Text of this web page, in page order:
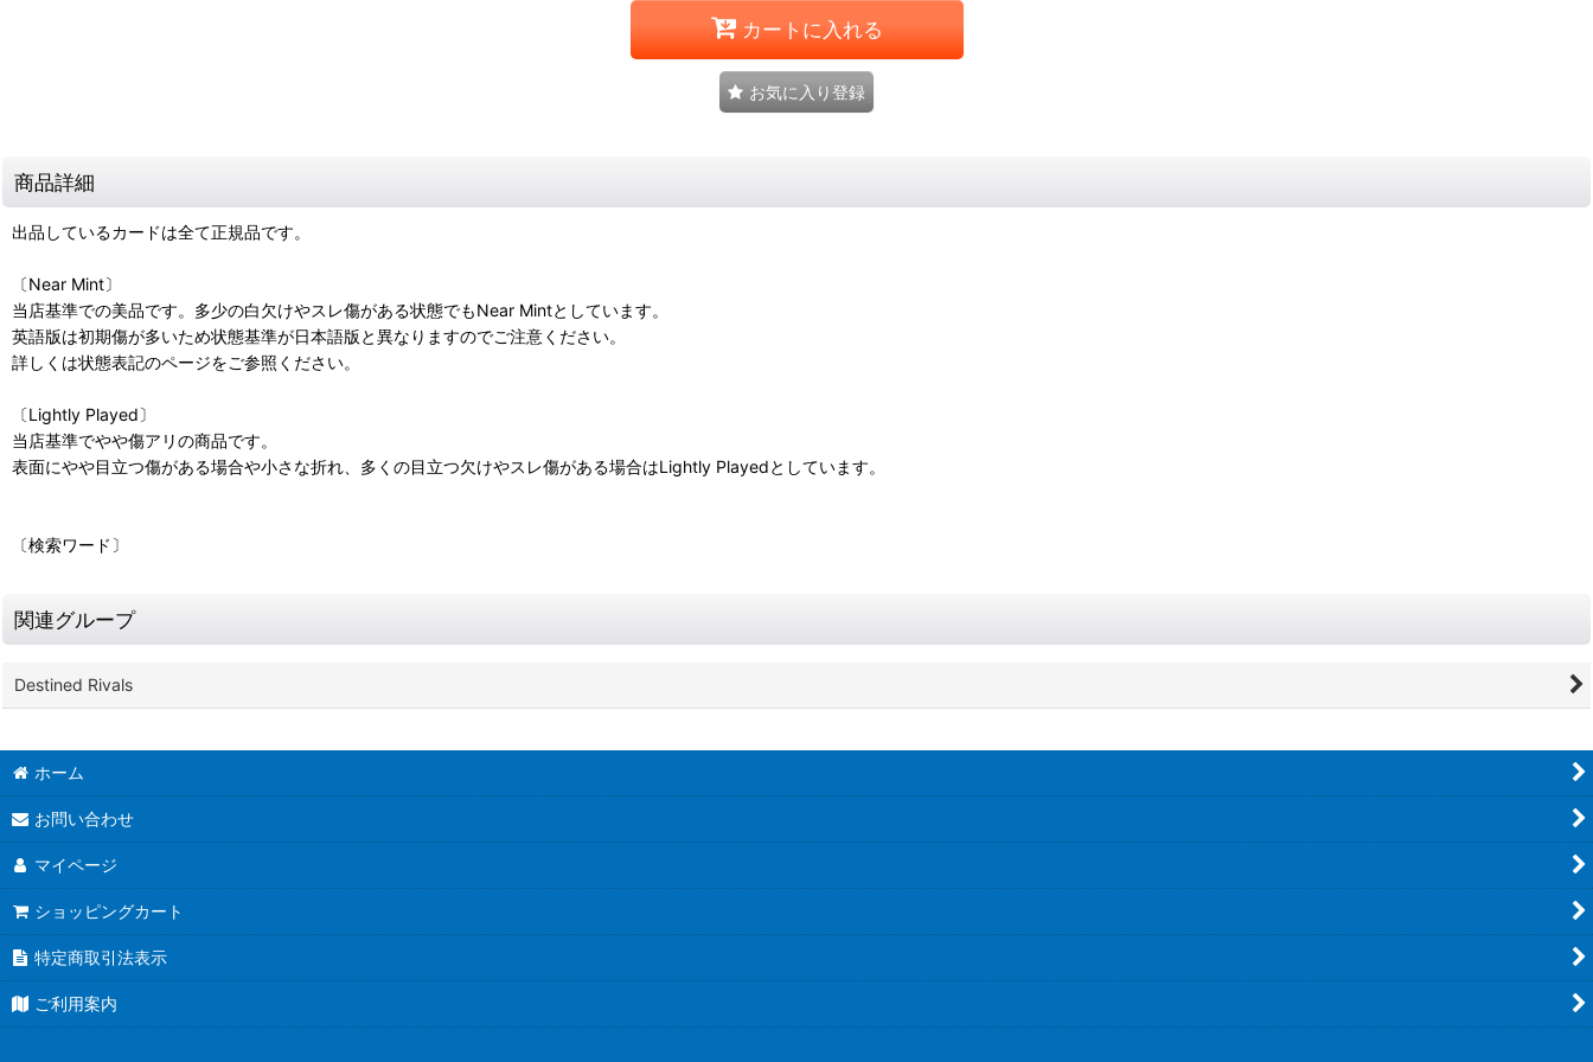
カートに入れる
お気に入り登録
商品詳細
出品しているカードは全て正規品です。
〔Near Mint〕
当店基準での美品です。多少の白欠けやスレ傷がある状態でもNear Mintとしています。
英語版は初期傷が多いため状態基準が日本語版と異なりますのでご注意ください。
詳しくは状態表記のページをご参照ください。
〔Lightly Played〕
当店基準でやや傷アリの商品です。
表面にやや目立つ傷がある場合や小さな折れ、多くの目立つ欠けやスレ傷がある場合はLightly Playedとしています。
〔検索ワード〕
関連グループ
Destined Rivals
ホーム
お問い合わせ
マイページ
ショッピングカート
特定商取引法表示
ご利用案内